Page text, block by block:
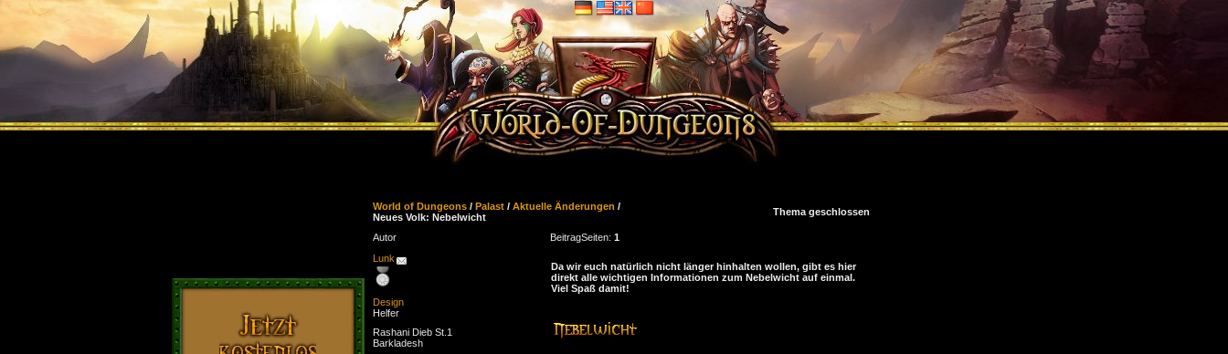
World of Dungeons / Palast / Aktuelle Änderungen /
Neues Volk: Nebelwicht
Thema geschlossen
Autor BeitragSeiten: 1
Lunk
Design
Helfer
Rashani Dieb St.1
Barkladesh
Da wir euch natürlich nicht länger hinhalten wollen, gibt es hier
direkt alle wichtigen Informationen zum Nebelwicht auf einmal.
Viel Spaß damit!